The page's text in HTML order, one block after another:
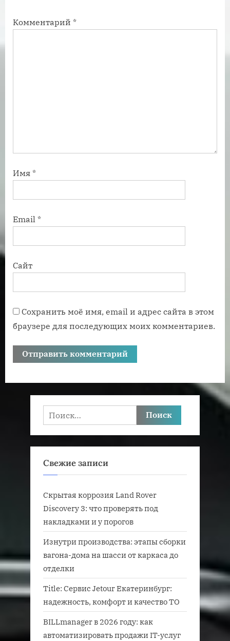
:
Комментарий *
Имя *
Email *
Сайт
Сохранить моё имя, email и адрес сайта в этом
браузере для последующих моих комментариев.
Найти:
Свежие записи
Скрытая коррозия Land Rover
Discovery 3: что проверять под
накладками и у порогов
Изнутри производства: этапы сборки
вагона-дома на шасси от каркаса до
отделки
Title: Сервис Jetour Екатеринбург:
надежность, комфорт и качество ТО
BILLmanager в 2026 году: как
автоматизировать продажи IT-услуг